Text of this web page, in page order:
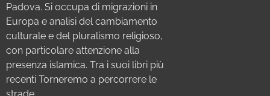
Padova. Si occupa di migrazioni in
Europa e analisi del cambiamento
culturale e del pluralismo religioso,
con particolare attenzione alla
presenza islamica. Tra i suoi libri più
recenti Torneremo a percorrere le